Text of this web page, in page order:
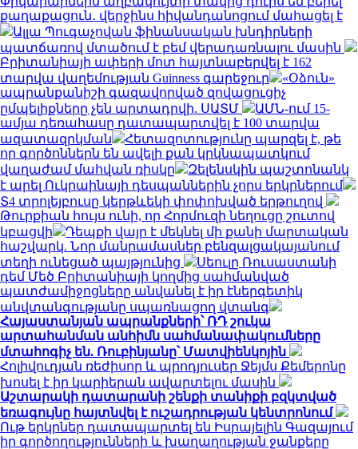
քաղաքացուն․ վերջինս հիվանդանոցում մահացել է
Ալլա Պուգաչովան ֆինանսական խնդիրների
պատճառով մտածում է բեմ վերադառնալու մասին
Բրիտանիայի ափերի մոտ հայտնաբերվել է 162
տարվա վաղեմության Guinness գարեջուր
«Օձուն»
ապրանքանիշի գազավորված զովացուցիչ
ըմպելիքները չեն արտադրվի. ՍԱՏՄ
ԱՄՆ-ում 15-
ամյա դեռահասը դատապարտվել է 100 տարվա
ազատազրկման
Հետազոտությունը պարզել է, թե
որ գործոններն են ավելի քան կրկնապատկում
վաղաժամ մահվան ռիսկը
Զելենսկին պաշտոնանկ
է արել Ուկրաինայի դեսպաններին չորս երկրներում
Տ4 տրոլեյբուսը կերթևեկի փոփոխված երթուղով
Թուրքիան հույս ունի, որ Հորմուզի նեղուցը շուտով
կբացվի
Դեպքի վայր է մեկնել մի քանի մարտական
հաշվարկ. Նոր մանրամասներ բենզալցակայանում
տեղի ունեցած պայթյունից
Սեուլը Ռուսաստանի
դեմ Մեծ Բրիտանիայի կողմից սահմանված
պատժամիջոցները անվանել է իր էներգետիկ
անվտանգությանը սպառնացող վտանգ
Հայաստանյան ապրանքների՝ ՌԴ շուկա
արտահանման անհիմն սահմանափակումները
մտահոգիչ են. Ռուբինյանը՝ Մատվիենկոյին
Հոլիվուդյան ռեժիսոր և պրոդյուսեր Ջեյմս Քեմերոնը
խոսել է իր կարիերան ավարտելու մասին
Աշտարակի դատարանի շենքի տանիքի բզկտված
եռագույնը հայտնվել է ուշադրության կենտրոնում
Ութ երկրներ դատապարտել են Իսրայելին Գազայում
իր գործողությունների և խաղաղության ջանքերը